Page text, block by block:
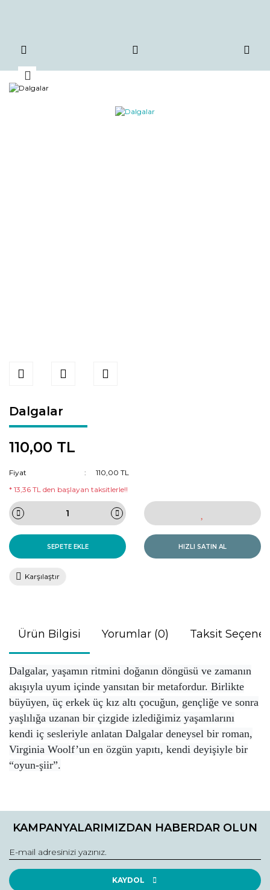
Dalgalar
110,00 TL
Fiyat
110,00 TL
* 13,36 TL den başlayan taksitlerle!!
SEPETE EKLE HIZLI SATIN AL
Karşılaştır
Ürün Bilgisi Yorumlar (0) Taksit
Dalgalar, yaşamın ritmini doğanın döngüsü ve zamanın
akışıyla uyum içinde yansıtan bir metafordur. Birlikte
büyüyen, üç erkek üç kız altı çocuğun, gençliğe ve sonra
yaşlılığa uzanan bir çizgide izlediğimiz yaşamlarını
kendi iç sesleriyle anlatan Dalgalar deneysel bir roman,
Virginia Woolf’un en özgün yapıtı, kendi deyişiyle bir
“oyun-şiir”.
konularda yetersiz gördüğünüz noktaları öneri formunu
Görüş ve önerileriniz için teşekkür ederiz.
Ürün resmi kalitesiz, bozuk veya görüntülenemiyor.
Ürün açıklamasında eksik bilgiler bulunuyor.
KAMPANYALARIMIZDAN HABERDAR OLUN
KAYDOL